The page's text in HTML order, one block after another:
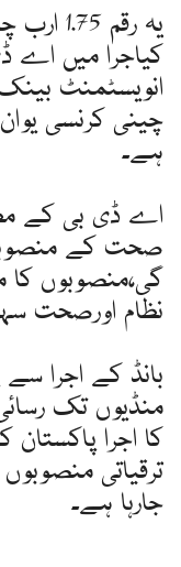
یہ رقم
کیاجرا میں اے
انویسٹمنٹ بینک
چینی کرنسی
ہے۔
اے ڈی بی کے
صحت کے
گی،منصوبوں کا
نظام اورصحت
بانڈ کے اجرا سے
منڈیوں تک
کا اجرا
ترقیاتی
جارہا ہے۔